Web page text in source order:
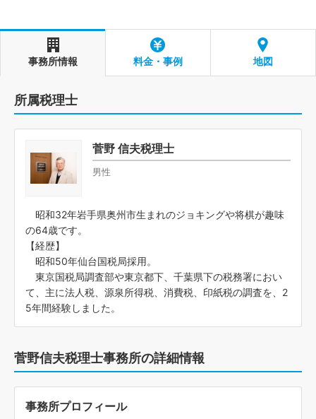
事務所情報 料金・事例 地図
所属税理士
菅野 信夫税理士
男性
昭和32年岩手県奥州市生まれのジョキングや将棋が趣味
の64歳です。
【経歴】
昭和50年仙台国税局採用。
東京国税局調査部や東京都下、千葉県下の税務署におい
て、主に法人税、源泉所得税、消費税、印紙税の調査を、2
5年間経験しました。
菅野信夫税理士事務所の詳細情報
事務所プロフィール